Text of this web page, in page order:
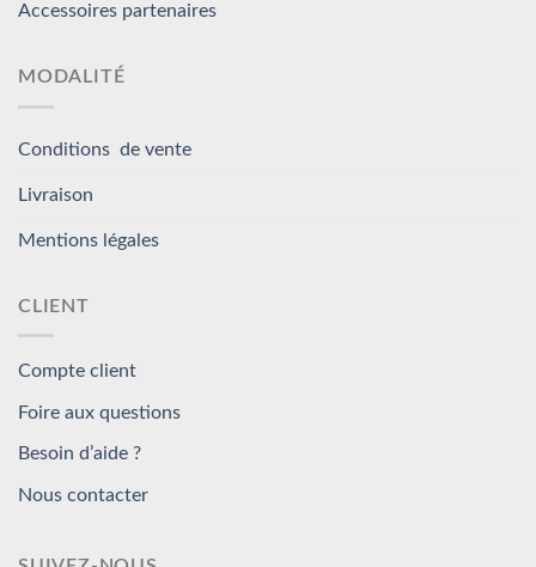
Accessoires partenaires
MODALITÉ
Conditions de vente
Livraison
Mentions légales
CLIENT
Compte client
Foire aux questions
Besoin d’aide ?
Nous contacter